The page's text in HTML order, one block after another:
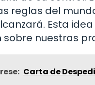
reglas del
Esta
nuestras
Carta de